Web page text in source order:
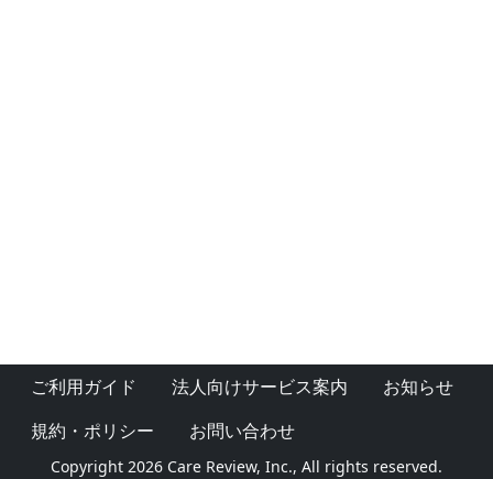
ご利用ガイド 法人向けサービス案内
お知らせ
規約・ポリシー
お問い合わせ
Copyright 2026 Care Review, Inc., All rights reserved.